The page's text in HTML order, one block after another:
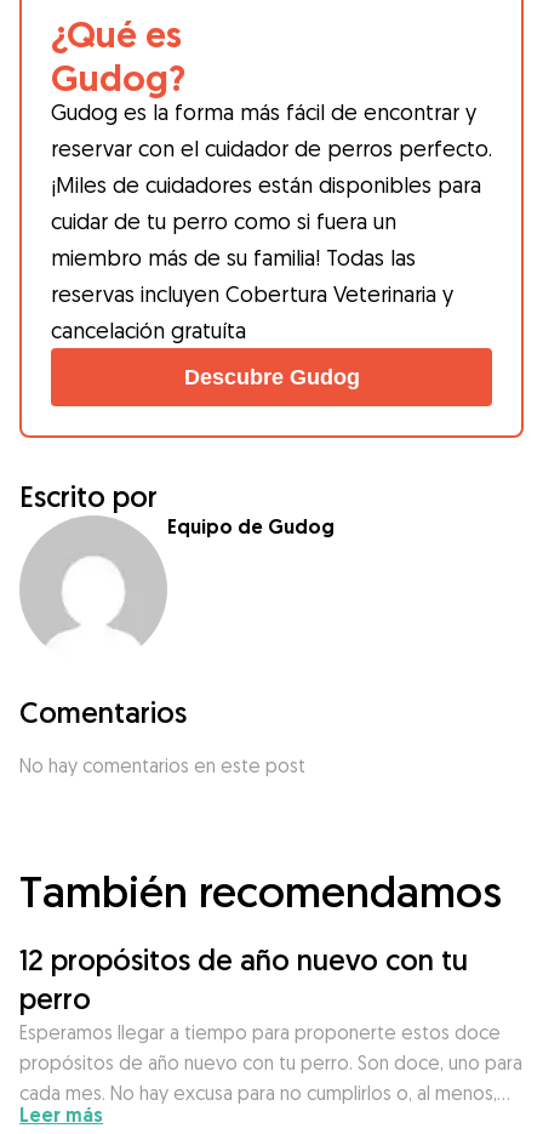
¿Qué es
Gudog?
Gudog es la forma más fácil de encontrar y
reservar con el cuidador de perros perfecto.
¡Miles de cuidadores están disponibles para
cuidar de tu perro como si fuera un
miembro más de su familia! Todas las
reservas incluyen Cobertura Veterinaria y
cancelación gratuíta
Descubre Gudog
Escrito por
Equipo de Gudog
Comentarios
No hay comentarios en este post
También recomendamos
12 propósitos de año nuevo con tu
perro
Esperamos llegar a tiempo para proponerte estos doce
propósitos de año nuevo con tu perro. Son doce, uno para
cada mes. No hay excusa para no cumplirlos o, al menos,…
Leer más